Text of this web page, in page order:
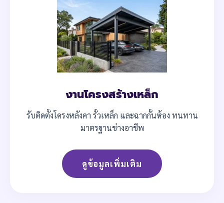
งานโครงสร้างเหล็ก
รับติดตั้งโครงหลังคา รั้วเหล็ก และฉากกั้นห้อง ทนทาน
มาตรฐานช่างอาชีพ
ดูข้อมูลเพิ่มเติม